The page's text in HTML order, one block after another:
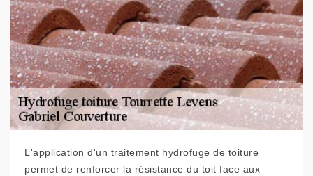
L'application d'un traitement hydrofuge de toiture
permet de renforcer la résistance du toit face aux